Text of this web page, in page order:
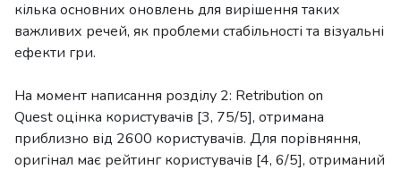
кілька основних оновлень для вирішення таких
важливих речей, як проблеми стабільності та візуальні
ефекти гри.
На момент написання розділу 2: Retribution on
Quest оцінка користувачів [3, 75/5], отримана
приблизно від 2600 користувачів. Для порівняння,
оригінал має рейтинг користувачів [4, 6/5], отриманий